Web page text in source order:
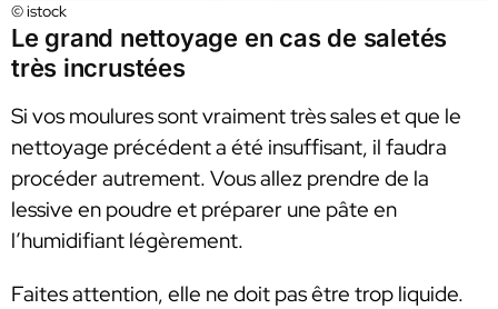
© istock
Le grand nettoyage en cas de saletés
très incrustées
Si vos moulures sont vraiment très sales et que le
nettoyage précédent a été insuffisant, il faudra
procéder autrement. Vous allez prendre de la
lessive en poudre et préparer une pâte en
l’humidifiant légèrement.
Faites attention, elle ne doit pas être trop liquide.